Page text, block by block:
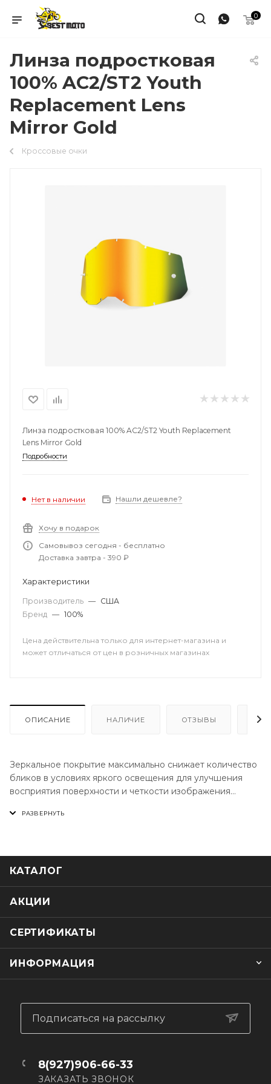
0
Линза подростковая
100% AC2/ST2 Youth
Replacement Lens
Mirror Gold
Кроссовые очки
Линза подростковая 100% AC2/ST2 Youth Replacement
Lens Mirror Gold
Подробности
Нет в наличии Нашли дешевле?
Хочу в подарок
Самовывоз сегодня - бесплатно
Доставка завтра - 390 ₽
Характеристики
Производитель — США
Бренд — 100%
Цена действительна только для интернет-магазина и
может отличаться от цен в розничных магазинах
ОПИСАНИЕ НАЛИЧИЕ ОТЗЫВЫ
Зеркальное покрытие максимально снижает количество
бликов в условиях яркого освещения для улучшения
восприятия поверхности и четкости изображения
ОСОБЕННОСТИ:
Strata 2
— Категория фильтра: 2
— Пропускание света: 28%±5%
— Покрытие Anti-Fog против запотевания
КАТАЛОГ
АКЦИИ
СЕРТИФИКАТЫ
ИНФОРМАЦИЯ
Подписаться на рассылку
8(927)906-66-33
ЗАКАЗАТЬ ЗВОНОК